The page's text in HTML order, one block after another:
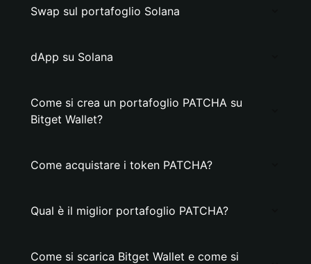
Swap sul portafoglio Solana
dApp su Solana
Come si crea un portafoglio PATCHA su
Bitget Wallet?
Come acquistare i token PATCHA?
Qual è il miglior portafoglio PATCHA?
Come si scarica Bitget Wallet e come si